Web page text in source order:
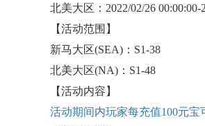
北美大区： 2022/02/26 00:00:00-
【活动范围】
新马大区(SEA)：S1-38
北美大区(NA)：S1-48
【活动内容】
活动期间内玩家每充值100元宝